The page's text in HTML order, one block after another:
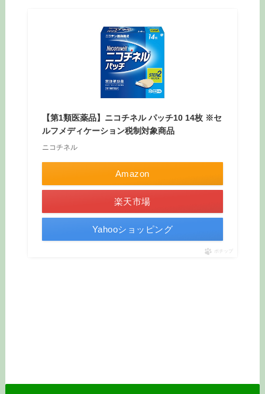
【第1類医薬品】ニコチネル パッチ10 14枚 ※セ
ルフメディケーション税制対象商品
ニコチネル
Amazon
楽天市場
Yahooショッピング
ポチップ